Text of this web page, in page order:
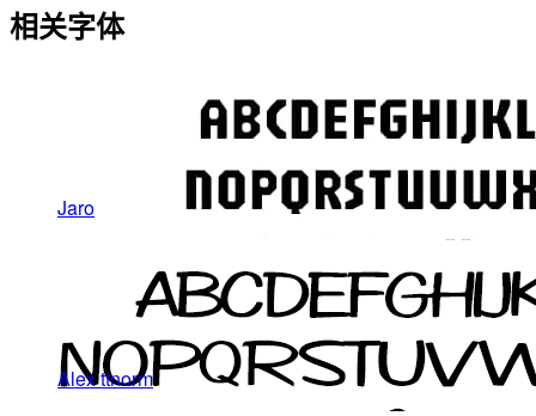
相关字体
Jaro
Alex ttnorm